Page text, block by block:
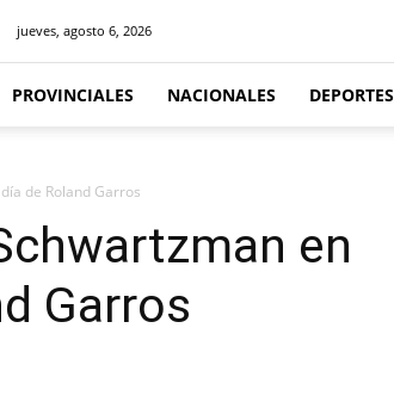
jueves, agosto 6, 2026
PROVINCIALES NACIONALES DEPORTES
de Roland Garros
en
Garros